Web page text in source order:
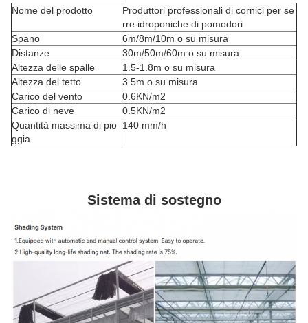
Nome del prodotto
Produttori professionali di cornici per se
rre idroponiche di pomodori
Spano
6m/8m/10m o su misura
Distanze
30m/50m/60m o su misura
Altezza delle spalle
1.5-1.8m o su misura
Altezza del tetto
3.5m o su misura
Carico del vento
0.6KN/m2
Carico di neve
0.5KN/m2
Quantità massima di pio
ggia
140 mm/h
Sistema di sostegno